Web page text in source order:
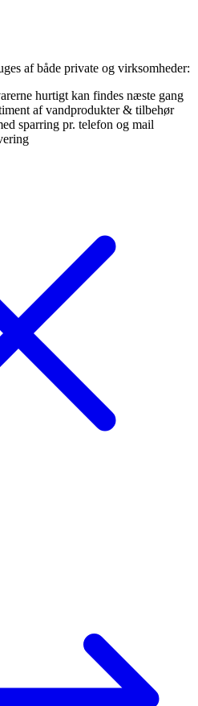
af både private og virksomheder:
hurtigt kan findes næste gang
af vandprodukter & tilbehør
sparring pr. telefon og mail